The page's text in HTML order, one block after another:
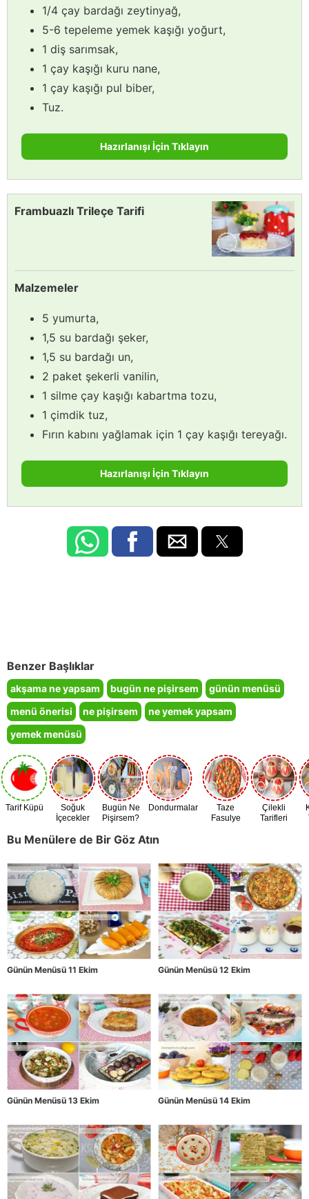
1/4 çay bardağı zeytinyağ,
5-6 tepeleme yemek kaşığı yoğurt,
1 diş sarımsak,
1 çay kaşığı kuru nane,
1 çay kaşığı pul biber,
Tuz.
Hazırlanışı İçin Tıklayın
Frambuazlı Trileçe Tarifi
Malzemeler
5 yumurta,
1,5 su bardağı şeker,
1,5 su bardağı un,
2 paket şekerli vanilin,
1 silme çay kaşığı kabartma tozu,
1 çimdik tuz,
Fırın kabını yağlamak için 1 çay kaşığı tereyağı.
Hazırlanışı İçin Tıklayın
Benzer Başlıklar
akşama ne yapsam bugün ne pişirsem
günün menüsü
menü önerisi
ne pişirsem
ne yemek yapsam
yemek menüsü
Tarif Küpü
Soğuk
İçecekler
Bugün Ne
Pişirsem?
Dondurmalar
Taze
Fasulye
Çilekli
Tarifleri
Bu Menülere de Bir Göz Atın
Günün Menüsü 11 Ekim Günün Menüsü 12 Ekim
Günün Menüsü 13 Ekim Günün Menüsü 14 Ekim